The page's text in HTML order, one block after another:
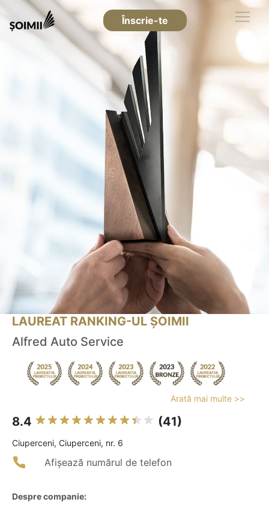
Înscrie-te
LAUREAT RANKING-UL ȘOIMII
Alfred Auto Service
Arată mai multe >>
8.4 (41)
Ciuperceni, Ciuperceni, nr. 6
Afișează numărul de telefon
Despre companie: